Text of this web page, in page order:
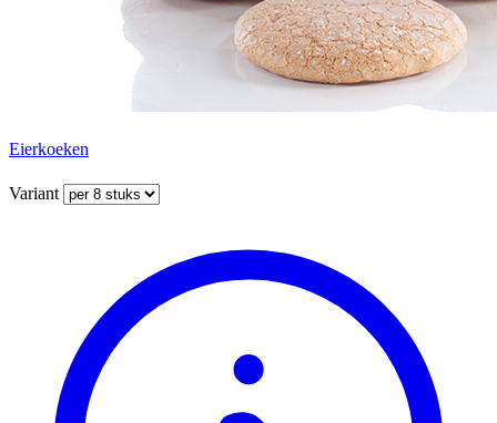
Eierkoeken
Variant